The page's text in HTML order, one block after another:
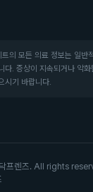
트의 모든 의료 정보는 일반
다. 증상이 지속되거나 악
시기 바랍니다.
프렌즈. All rights